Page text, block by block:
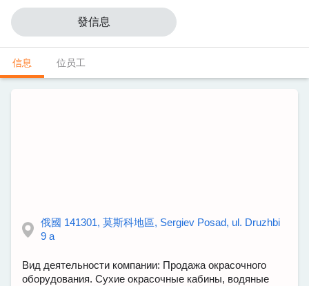
信息 位员工
發信息
俄國 141301, 莫斯科地區, Sergiev Posad, ul. Druzhbi
9 a
Вид деятельности компании: Продажа окрасочного
оборудования. Сухие окрасочные кабины, водяные